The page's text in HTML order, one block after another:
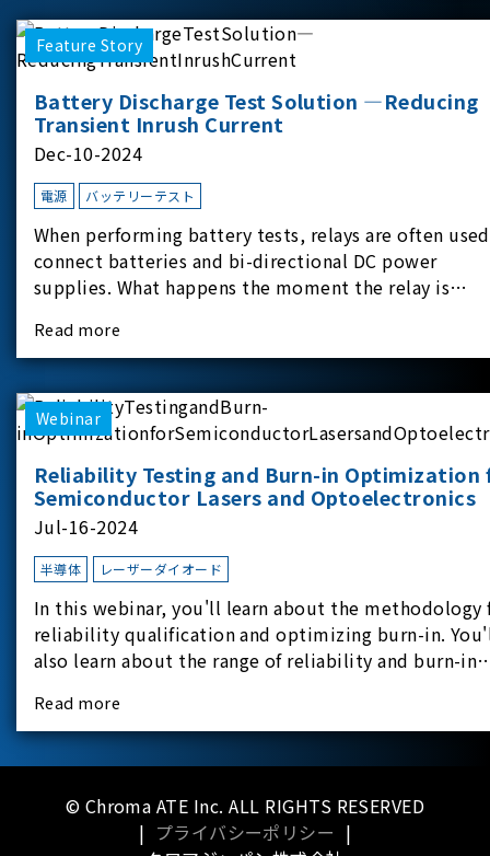
Feature Story
Battery Discharge Test Solution —Reducing
Transient Inrush Current
Dec-10-2024
電源 バッテリーテスト
When performing battery tests, relays are often
connect batteries and bi-directional DC power
supplies. What happens the moment the relay is
experimental equipment for this study.provides an
applicati
Read more
Webinar
Reliability Testing and Burn-in Optimization
Semiconductor Lasers and Optoelectronics
Jul-16-2024
半導体 レーザーダイオード
In this webinar, you'll learn about the methodology
reliability qualification and optimizing burn-in.
also learn about the range of reliability and burn-in
reliability-test-as-a-service options.
Read more
© Chroma ATE Inc. ALL RIGHTS RESERVED
| プライバシーポリシー |